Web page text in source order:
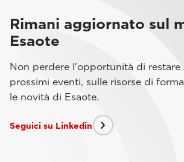
Rimani aggiornato sul
Esaote
Non perdere l'opportunità di restare
prossimi eventi, sulle risorse di
le novità di Esaote.
Seguici su Linkedin